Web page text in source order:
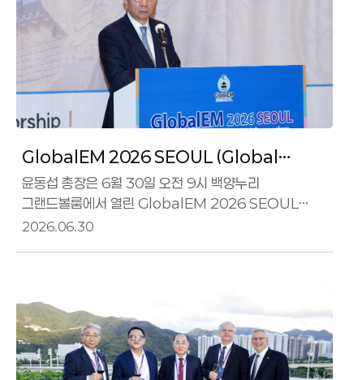
GlobalEM 2026 SEOUL (Global
Electromagnetics 2026
Symposium)
윤동섭 총장은 6월 30일 오전 9시 백양누리
그랜드볼룸에서 열린 GlobalEM 2026 SEOUL
(Global Electromagnetics 2026 Symposium)
2026.06.30